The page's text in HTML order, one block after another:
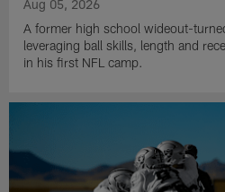
Aug 05, 2026
A former high school wideout-
leveraging ball skills, length and
in his first NFL camp.